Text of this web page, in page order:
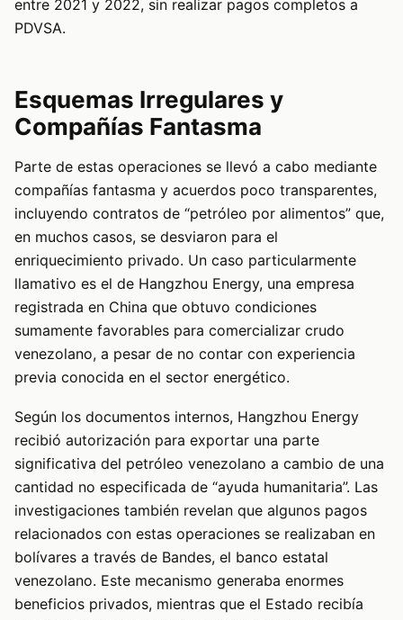
entre 2021 y 2022, sin realizar pagos completos a
PDVSA.
Esquemas Irregulares y
Compañías Fantasma
Parte de estas operaciones se llevó a cabo mediante
compañías fantasma y acuerdos poco transparentes,
incluyendo contratos de “petróleo por alimentos” que,
en muchos casos, se desviaron para el
enriquecimiento privado. Un caso particularmente
llamativo es el de Hangzhou Energy, una empresa
registrada en China que obtuvo condiciones
sumamente favorables para comercializar crudo
venezolano, a pesar de no contar con experiencia
previa conocida en el sector energético.
Según los documentos internos, Hangzhou Energy
recibió autorización para exportar una parte
significativa del petróleo venezolano a cambio de una
cantidad no especificada de “ayuda humanitaria”. Las
investigaciones también revelan que algunos pagos
relacionados con estas operaciones se realizaban en
bolívares a través de Bandes, el banco estatal
venezolano. Este mecanismo generaba enormes
beneficios privados, mientras que el Estado recibía